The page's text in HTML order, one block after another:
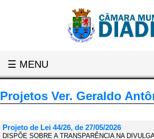
☰ MENU
Projetos Ver. Geraldo
Projeto de Lei 44/26, de 27/05/2026
DISPÕE SOBRE A TRANSPARÊNCIA NA